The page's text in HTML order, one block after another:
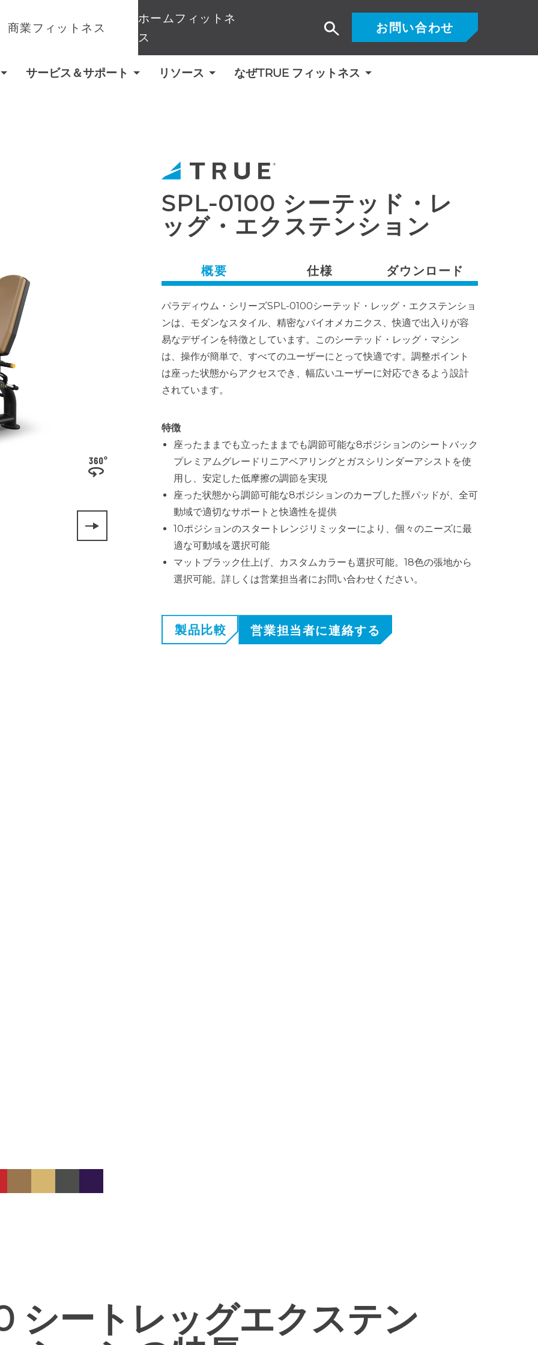
商業フィットネス
ホームフィットネ
ス
サービス＆サポート リソース なぜTRUE フィットネス
お問い合わせ
検
SPL-0100 シーテッド・レ
ッグ・エクステンション
概要 仕様 ダウンロード
パラディウム・シリーズSPL-0100シーテッド・レッグ・エクステンショ
ンは、モダンなスタイル、精密なバイオメカニクス、快適で出入りが容
易なデザインを特徴としています。このシーテッド・レッグ・マシン
は、操作が簡単で、すべてのユーザーにとって快適です。調整ポイント
は座った状態からアクセスでき、幅広いユーザーに対応できるよう設計
されています。
特徴
座ったままでも立ったままでも調節可能な8ポジションのシートバック
プレミアムグレードリニアベアリングとガスシリンダーアシストを使
用し、安定した低摩擦の調節を実現
座った状態から調節可能な8ポジションのカーブした脛パッドが、全可
動域で適切なサポートと快適性を提供
10ポジションのスタートレンジリミッターにより、個々のニーズに最
適な可動域を選択可能
マットブラック仕上げ、カスタムカラーも選択可能。18色の張地から
選択可能。詳しくは営業担当者にお問い合わせください。
製品比較 営業担当者に連絡する
シートレッグエクステン